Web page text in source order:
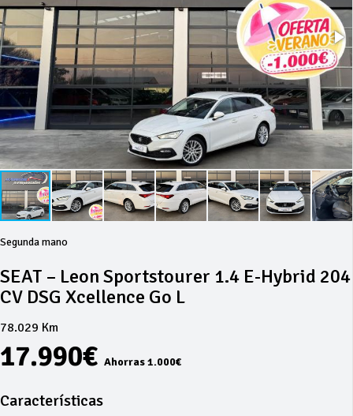
Segunda mano
SEAT – Leon Sportstourer 1.4 E-Hybrid 204
CV DSG Xcellence Go L
78.029 Km
17.990€ Ahorras 1.000€
Características